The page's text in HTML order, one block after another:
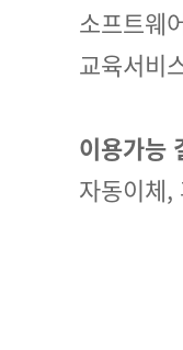
소프트웨
교육서비
이용가능
자동이체,